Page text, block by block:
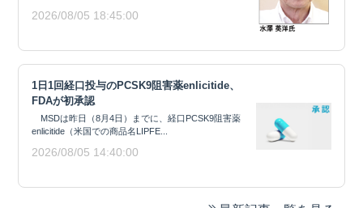
2026/08/05 18:45:00
1日1回経口投与のPCSK9阻害薬enlicitide、
FDAが初承認
MSDは昨日（8月4日）までに、経口PCSK9阻害薬
enlicitide（米国での商品名LIPFE...
2026/08/05 14:40:00